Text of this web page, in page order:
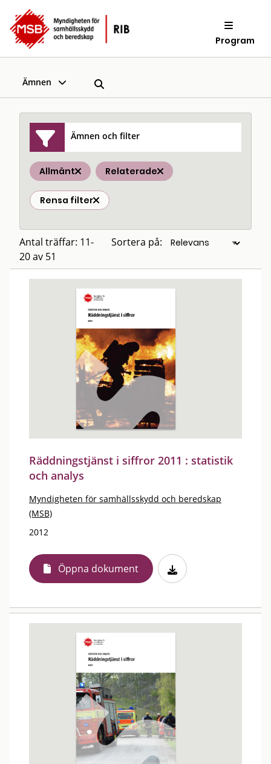
Program
Ämnen
Ämnen och filter
Allmänt Relaterade
Rensa filter
Antal träffar: 11-
20 av 51
Sortera på:
Räddningstjänst i siffror 2011 : statistik
och analys
Myndigheten för samhällsskydd och beredskap
(MSB)
2012
Öppna dokument